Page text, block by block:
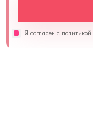
Я согласен с политикой